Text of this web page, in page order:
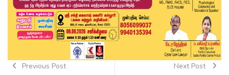
Previous Post Next Post